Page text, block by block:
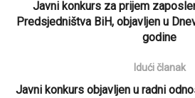
Javni konkurs za prijem
Predsjedništva BiH, objavljen u
godine
Idući članak
Javni konkurs objavljen u radni